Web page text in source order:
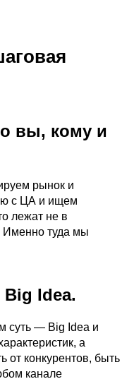
вы, кому и
рынок и
с ЦА и ищем
лежат не в
Именно туда мы
Idea.
суть — Big Idea и
а
от конкурентов, быть
канале